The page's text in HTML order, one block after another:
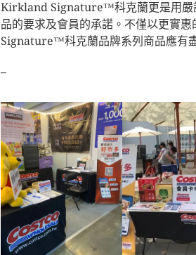
Kirkland Signature™科克蘭更是用嚴
品的要求及會員的承諾。不僅以更實
Signature™科克蘭品牌系列商品應有
–